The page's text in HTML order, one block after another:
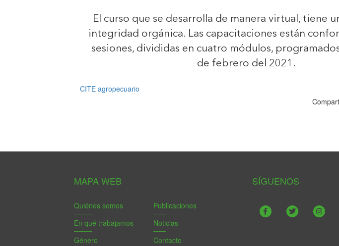
El curso que se desarrolla de manera virtual, tiene
integridad orgánica. Las capacitaciones están
sesiones, divididas en cuatro módulos,
de febrero del 2021.
CITE agropecuario
MAPA WEB
Quiénes somos
En qué trabajamos
Género
Publicaciones
Noticias
Contacto
SÍGUENOS